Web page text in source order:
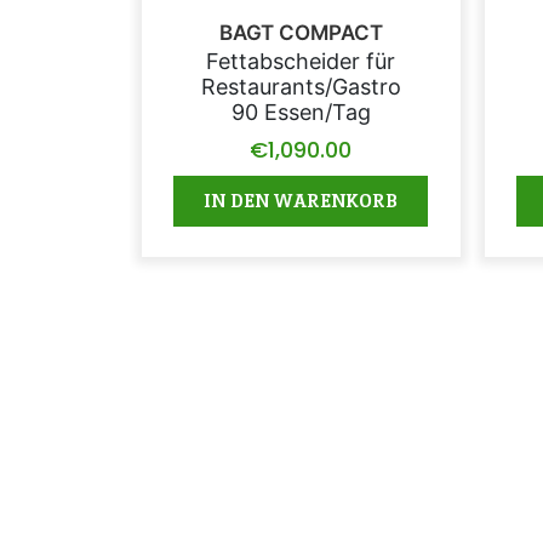
BAGT COMPACT
Fettabscheider für
Restaurants/Gastro
90 Essen/Tag
€1,090.00
IN DEN WARENKORB